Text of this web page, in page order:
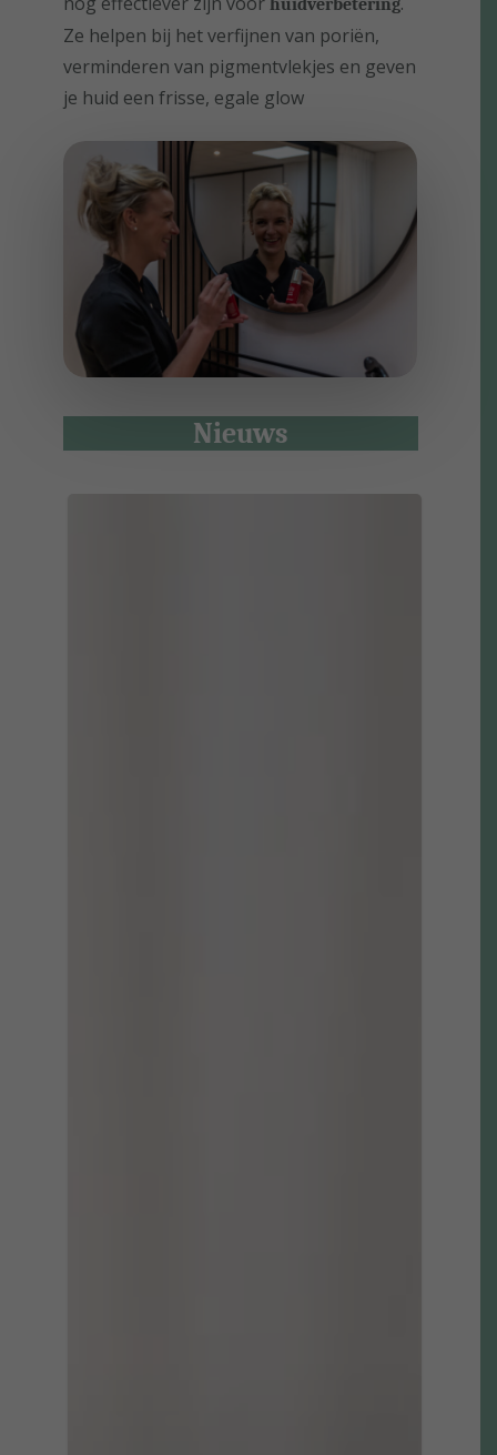
huidverbetering
Ze helpen bij het verfijnen van poriën,
verminderen van pigmentvlekjes en geven
je huid een frisse, egale glow
Nieuws